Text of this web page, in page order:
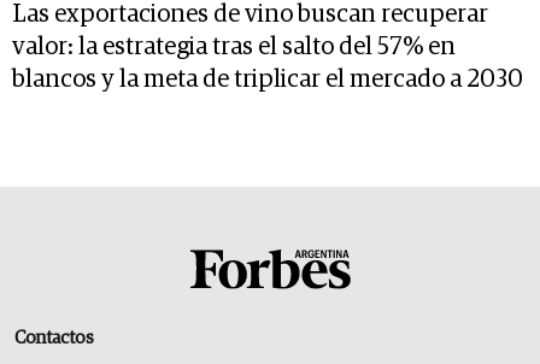
Las exportaciones de vino buscan recuperar
valor: la estrategia tras el salto del 57% en
blancos y la meta de triplicar el mercado a 2030
Contactos